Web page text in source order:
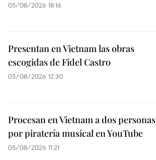
05/08/2026 18:16
Presentan en Vietnam las obras
escogidas de Fidel Castro
05/08/2026 12:30
Procesan en Vietnam a dos personas
por piratería musical en YouTube
05/08/2026 11:21